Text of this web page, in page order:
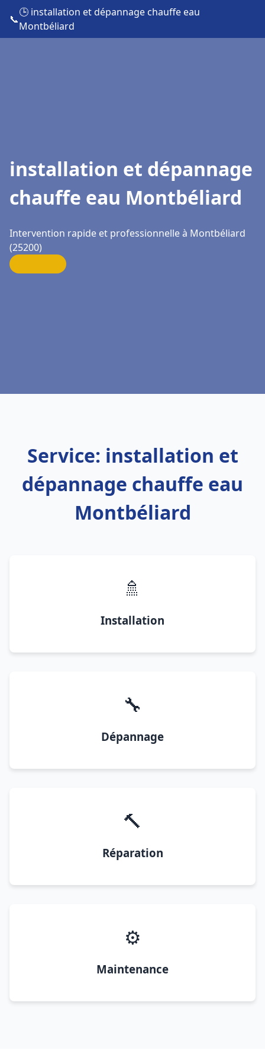
📞
🕒 installation et dépannage chauffe eau
Montbéliard
installation et dépannage
chauffe eau Montbéliard
Intervention rapide et professionnelle à Montbéliard
(25200)
Service: installation et
dépannage chauffe eau
Montbéliard
🚿
Installation
🔧
Dépannage
🔨
Réparation
⚙️
Maintenance